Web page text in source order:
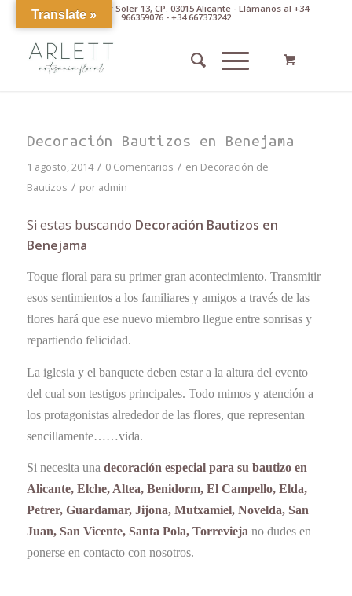
Av. Pintor Xavier Soler 13, CP. 03015 Alicante - Llámanos al +34
966359076 - +34 667373242
Decoración Bautizos en Benejama
1 agosto, 2014 / 0 Comentarios / en Decoración de
Bautizos / por admin
Si estas buscando Decoración Bautizos en
Benejama
Toque floral para su primer gran acontecimiento. Transmitir
esos sentimientos a los familiares y amigos a través de las
flores hará que ese nuevo miembro llegue entre sonrisas y
repartiendo felicidad.
La iglesia y el banquete deben estar a la altura del evento
del cual son testigos principales. Todo mimos y atención a
los protagonistas alrededor de las flores, que representan
sencillamente……vida.
Si necesita una decoración especial para su bautizo en
Alicante, Elche, Altea, Benidorm, El Campello, Elda,
Petrer, Guardamar, Jijona, Mutxamiel, Novelda, San
Juan, San Vicente, Santa Pola, Torrevieja no dudes en
ponerse en contacto con nosotros.
Translate »